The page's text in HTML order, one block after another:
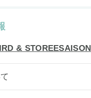
& STOREESAISON